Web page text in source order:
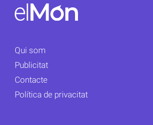
Qui som
Publicitat
Contacte
Política de privacitat